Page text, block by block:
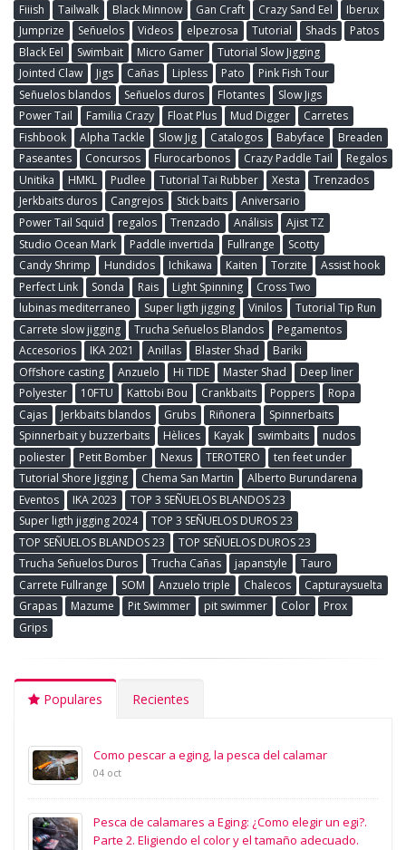
Fiiish Tailwalk Black Minnow Gan Craft Crazy Sand Eel
Iberux
Jumprize
Señuelos Videos elpezrosa Tutorial Shads
Patos
Black Eel
Swimbait Micro Gamer
Tutorial Slow Jigging
Jointed Claw
Jigs Cañas Lipless Pato
Pink Fish Tour
Señuelos blandos
Señuelos duros Flotantes
Slow Jigs
Power Tail
Familia Crazy Float Plus Mud Digger
Carretes
Fishbook
Alpha Tackle Slow Jig Catalogos Babyface
Breaden
Paseantes
Concursos Flurocarbonos Crazy Paddle Tail
Regalos
Unitika
HMKL Pudlee Tutorial Tai Rubber Xesta
Trenzados
Jerkbaits duros
Cangrejos Stick baits
Aniversario
Power Tail Squid
regalos Trenzado Análisis
Ajist TZ
Studio Ocean Mark
Paddle invertida Fullrange
Scotty
Candy Shrimp
Hundidos Ichikawa Kaiten Torzite
Assist hook
Perfect Link
Sonda Rais Light Spinning
Cross Two
lubinas mediterraneo
Super ligth jigging Vinilos
Tutorial Tip Run
Carrete slow jigging
Trucha Señuelos Blandos
Pegamentos
Accesorios
IKA 2021 Anillas Blaster Shad
Bariki
Offshore casting
Anzuelo Hi TIDE Master Shad
Deep liner
Polyester
10FTU Kattobi Bou Crankbaits Poppers
Ropa
Cajas
Jerkbaits blandos Grubs Riñonera
Spinnerbaits
Spinnerbait y buzzerbaits
Hèlices Kayak swimbaits
nudos
poliester
Petit Bomber Nexus TEROTERO
ten feet under
Tutorial Shore Jigging
Chema San Martin
Alberto Burundarena
Eventos
IKA 2023
TOP 3 SEÑUELOS BLANDOS 23
Super ligth jigging 2024
TOP 3 SEÑUELOS DUROS 23
TOP SEÑUELOS BLANDOS 23
TOP SEÑUELOS DUROS 23
Trucha Señuelos Duros
Trucha Cañas japanstyle
Tauro
Carrete Fullrange
SOM Anzuelo triple Chalecos
Capturaysuelta
Grapas
Mazume Pit Swimmer pit swimmer Color
Prox
Grips
Populares Recientes
Como pescar a eging, la pesca del calamar
04 oct
Pesca de calamares a Eging: ¿Como elegir un egi?.
Parte 2. Eligiendo el color y el tamaño adecuado.